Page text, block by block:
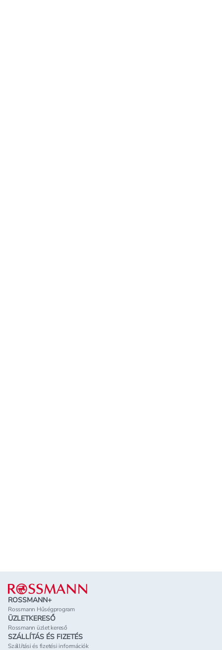
Lábléc
ROSSMANN+
Rossmann Hűségprogram
ÜZLETKERESŐ
Rossmann üzlet kereső
SZÁLLÍTÁS ÉS FIZETÉS
Szállítási és fizetési információk